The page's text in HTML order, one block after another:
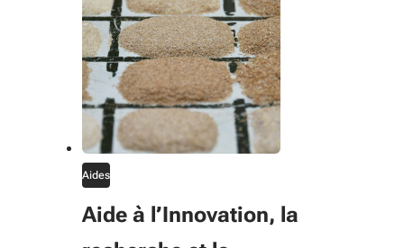
Aides
Aide à l’Innovation, la